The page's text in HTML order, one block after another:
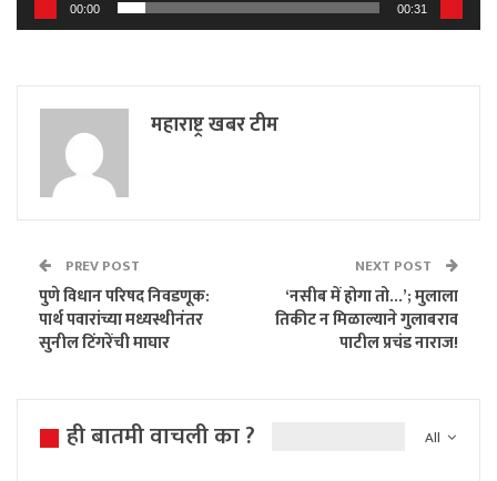
00:00 00:31
महाराष्ट्र खबर टीम
PREV POST
पुणे विधान परिषद निवडणूक:
पार्थ पवारांच्या मध्यस्थीनंतर
सुनील टिंगरेंची माघार
NEXT POST
‘नसीब में होगा तो…’; मुलाला
तिकीट न मिळाल्याने गुलाबराव
पाटील प्रचंड नाराज!
All
ही बातमी वाचली का ?